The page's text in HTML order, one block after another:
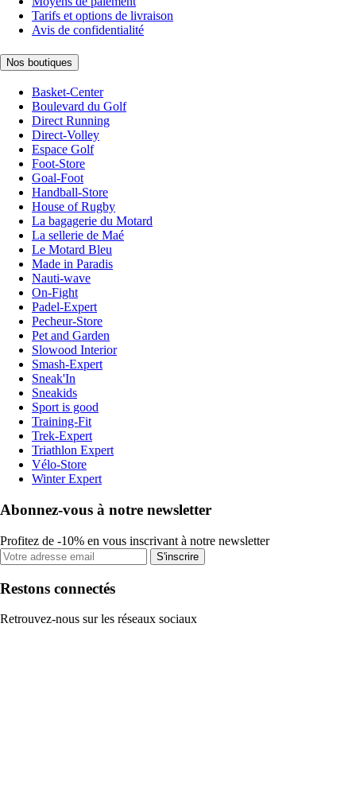
Tarifs et options de livraison
Avis de confidentialité
Nos boutiques
Basket-Center
Boulevard du Golf
Direct Running
Direct-Volley
Espace Golf
Foot-Store
Goal-Foot
Handball-Store
House of Rugby
La bagagerie du Motard
La sellerie de Maé
Le Motard Bleu
Made in Paradis
Nauti-wave
On-Fight
Padel-Expert
Pecheur-Store
Pet and Garden
Slowood Interior
Smash-Expert
Sneak'In
Sneakids
Sport is good
Training-Fit
Trek-Expert
Triathlon Expert
Vélo-Store
Winter Expert
Abonnez-vous à notre newsletter
Profitez de -10% en vous inscrivant à notre newsletter
S'inscrire
Restons connectés
Retrouvez-nous sur les réseaux sociaux